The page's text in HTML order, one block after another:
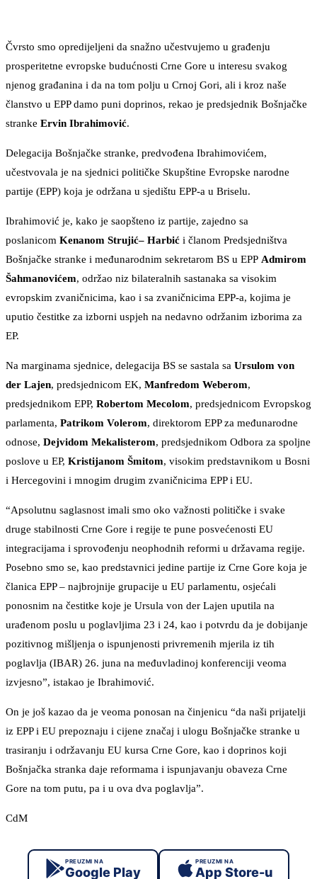
Čvrsto smo opredijeljeni da snažno učestvujemo u građenju
prosperitetne evropske budućnosti Crne Gore u interesu svakog
njenog građanina i da na tom polju u Crnoj Gori, ali i kroz naše
članstvo u EPP damo puni doprinos, rekao je predsjednik Bošnjačke
stranke Ervin Ibrahimović.
Delegacija Bošnjačke stranke, predvođena Ibrahimovićem,
učestvovala je na sjednici političke Skupštine Evropske narodne
partije (EPP) koja je održana u sjedištu EPP-a u Briselu.
Ibrahimović je, kako je saopšteno iz partije, zajedno sa
poslanicom Kenanom Strujić– Harbić i članom Predsjedništva
Bošnjačke stranke i međunarodnim sekretarom BS u EPP Admirom
Šahmanovićem, održao niz bilateralnih sastanaka sa visokim
evropskim zvaničnicima, kao i sa zvaničnicima EPP-a, kojima je
uputio čestitke za izborni uspjeh na nedavno održanim izborima za
EP.
Na marginama sjednice, delegacija BS se sastala sa Ursulom von
der Lajen, predsjednicom EK, Manfredom Weberom,
predsjednikom EPP, Robertom Mecolom, predsjednicom Evropskog
parlamenta, Patrikom Volerom, direktorom EPP za međunarodne
odnose, Dejvidom Mekalisterom, predsjednikom Odbora za spoljne
poslove u EP, Kristijanom Šmitom, visokim predstavnikom u Bosni
i Hercegovini i mnogim drugim zvaničnicima EPP i EU.
“Apsolutnu saglasnost imali smo oko važnosti političke i svake
druge stabilnosti Crne Gore i regije te pune posvećenosti EU
integracijama i sprovođenju neophodnih reformi u državama regije.
Posebno smo se, kao predstavnici jedine partije iz Crne Gore koja je
članica EPP – najbrojnije grupacije u EU parlamentu, osjećali
ponosnim na čestitke koje je Ursula von der Lajen uputila na
urađenom poslu u poglavljima 23 i 24, kao i potvrdu da je dobijanje
pozitivnog mišljenja o ispunjenosti privremenih mjerila iz tih
poglavlja (IBAR) 26. juna na međuvladinoj konferenciji veoma
izvjesno”, istakao je Ibrahimović.
On je još kazao da je veoma ponosan na činjenicu “da naši prijatelji
iz EPP i EU prepoznaju i cijene značaj i ulogu Bošnjačke stranke u
trasiranju i održavanju EU kursa Crne Gore, kao i doprinos koji
Bošnjačka stranka daje reformama i ispunjavanju obaveza Crne
Gore na tom putu, pa i u ova dva poglavlja”.
CdM
PREUZMI NA
Google Play
PREUZMI NA
App Store-u